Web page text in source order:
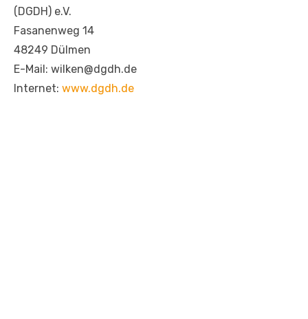
(DGDH) e.V.
Fasanenweg 14
48249 Dülmen
E-Mail: wilken@dgdh.de
Internet: www.dgdh.de